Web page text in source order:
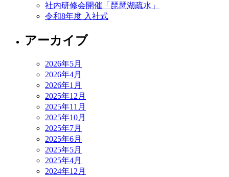
社内研修会開催「琵琶湖疏水」
令和8年度 入社式
アーカイブ
2026年5月
2026年4月
2026年1月
2025年12月
2025年11月
2025年10月
2025年7月
2025年6月
2025年5月
2025年4月
2024年12月